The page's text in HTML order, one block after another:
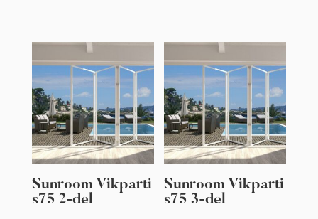
Sunroom Vikparti
s75 2-del
Sunroom Vikparti
s75 3-del